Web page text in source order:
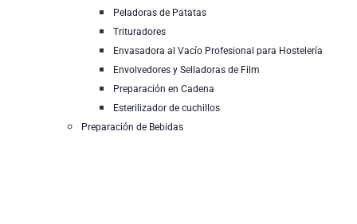
Peladoras de Patatas
Trituradores
Envasadora al Vacío Profesional para Hostelería
Envolvedores y Selladoras de Film
Preparación en Cadena
Esterilizador de cuchillos
Preparación de Bebidas